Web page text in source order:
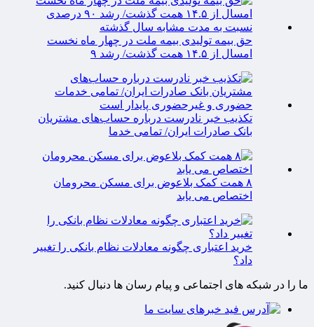
حق بیمه تولیدی بیمه ملت در چهار ماه نخست
امسال از ۱۴.۵ همت گذشت/ رشد ۹
تکذیب خبر نادرست درباره حساب‌های مشتریان
بانک صادرات ایران/ تمامی خدما
۸ همت کمک بلاعوض برای مسکن محرومان
اختصاص می یابد
خرید اعتباری چگونه معادلات نظام بانکی را تغییر
داد؟
ما را در شبکه های اجتماعی و پیام رسان ها دنبال کنید.